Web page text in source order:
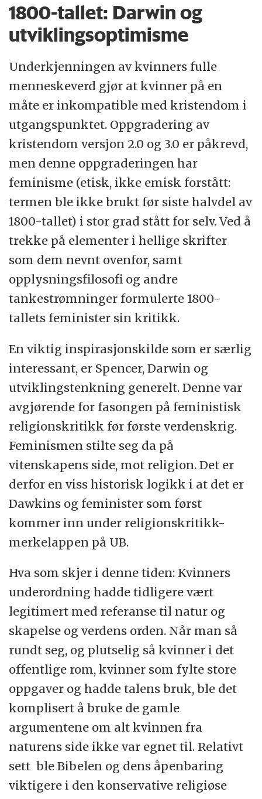
1800-tallet: Darwin og
utviklingsoptimisme
Underkjenningen av kvinners fulle
menneskeverd gjør at kvinner på en
måte er inkompatible med kristendom i
utgangspunktet. Oppgradering av
kristendom versjon 2.0 og 3.0 er påkrevd,
men denne oppgraderingen har
feminisme (etisk, ikke emisk forstått:
termen ble ikke brukt før siste halvdel av
1800-tallet) i stor grad stått for selv. Ved å
trekke på elementer i hellige skrifter
som dem nevnt ovenfor, samt
opplysningsfilosofi og andre
tankestrømninger formulerte 1800-
tallets feminister sin kritikk.
En viktig inspirasjonskilde som er særlig
interessant, er Spencer, Darwin og
utviklingstenkning generelt. Denne var
avgjørende for fasongen på feministisk
religionskritikk før første verdenskrig.
Feminismen stilte seg da på
vitenskapens side, mot religion. Det er
derfor en viss historisk logikk i at det er
Dawkins og feminister som først
kommer inn under religionskritikk-
merkelappen på UB.
Hva som skjer i denne tiden: Kvinners
underordning hadde tidligere vært
legitimert med referanse til natur og
skapelse og verdens orden. Når man så
rundt seg, og plutselig så kvinner i det
offentlige rom, kvinner som fylte store
oppgaver og hadde talens bruk, ble det
komplisert å bruke de gamle
argumentene om alt kvinnen fra
naturens side ikke var egnet til. Relativt
sett ble Bibelen og dens åpenbaring
viktigere i den konservative religiøse